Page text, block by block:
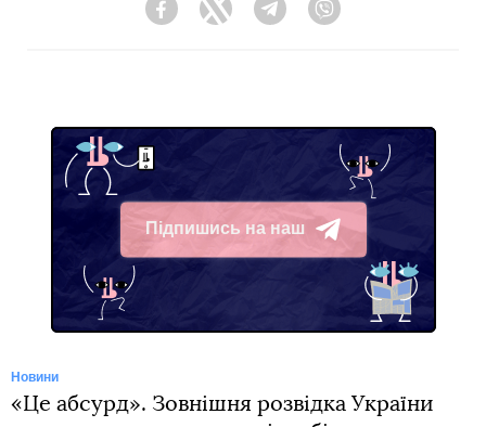
FacebookTwitter Telegram
Підпишись на наш
Telegram
Новини
«Це абсурд». Зовнішня розвідка України